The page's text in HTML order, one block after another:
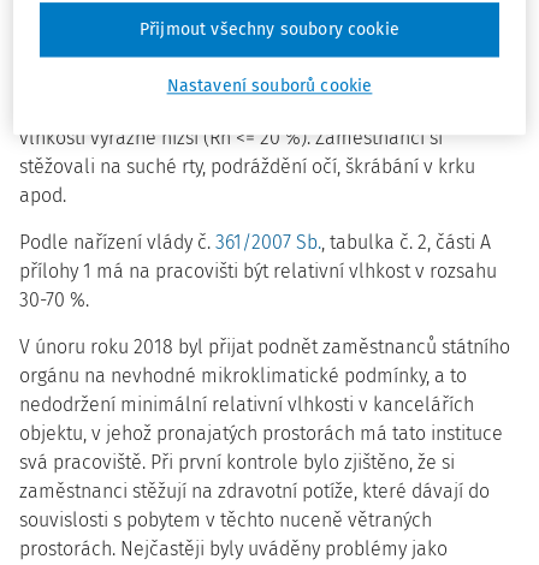
relativní vlhkost nižší, než požaduje nařízení vlády č.
361/2007 Sb., kterým se stanoví podmínky ochrany zdraví
při práci, ve znění pozdějších předpisů, z toho v 5
vlhkosti výrazně nižší (Rh <= 20 %). Zaměstnanci si
stěžovali na suché rty, podráždění očí, škrábání v krku
apod.
Podle nařízení vlády č. 361/2007 Sb., tabulka č. 2, části A
přílohy 1 má na pracovišti být relativní vlhkost v rozsahu
30-70 %.
V únoru roku 2018 byl přijat podnět zaměstnanců státního
orgánu na nevhodné mikroklimatické podmínky, a to
nedodržení minimální relativní vlhkosti v kancelářích
objektu, v jehož pronajatých prostorách má tato instituce
svá pracoviště. Při první kontrole bylo zjištěno, že si
zaměstnanci stěžují na zdravotní potíže, které dávají do
souvislosti s pobytem v těchto nuceně větraných
prostorách. Nejčastěji byly uváděny problémy jako
Nastavení souborů cookie
Přijmout všechny soubory cookie